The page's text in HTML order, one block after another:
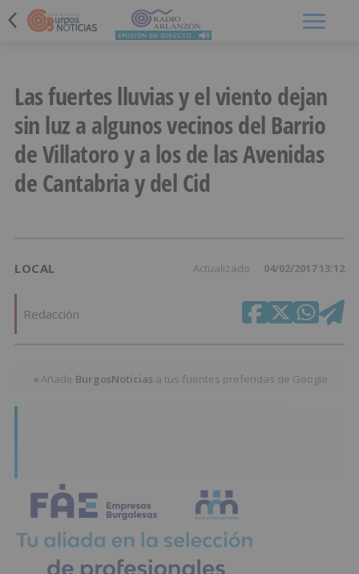
Las fuertes lluvias y el viento dejan
sin luz a algunos vecinos del Barrio
de Villatoro y a los de las Avenidas
de Cantabria y del Cid
LOCAL Actualizado 04/02/2017 13:12
Redacción
★Añade BurgosNoticias a tus fuentes preferidas de Google